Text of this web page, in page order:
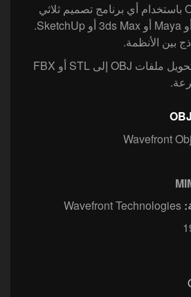
يمكن فتح ملفات OBJ باستخدام أي برنامج تصميم ثلاثي
الأبعاد مثل Blender أو Maya أو 3ds Max أو SketchUp.
بين الأنظمة.
استخدم AnyConv لتحويل ملفات OBJ إلى STL أو FBX